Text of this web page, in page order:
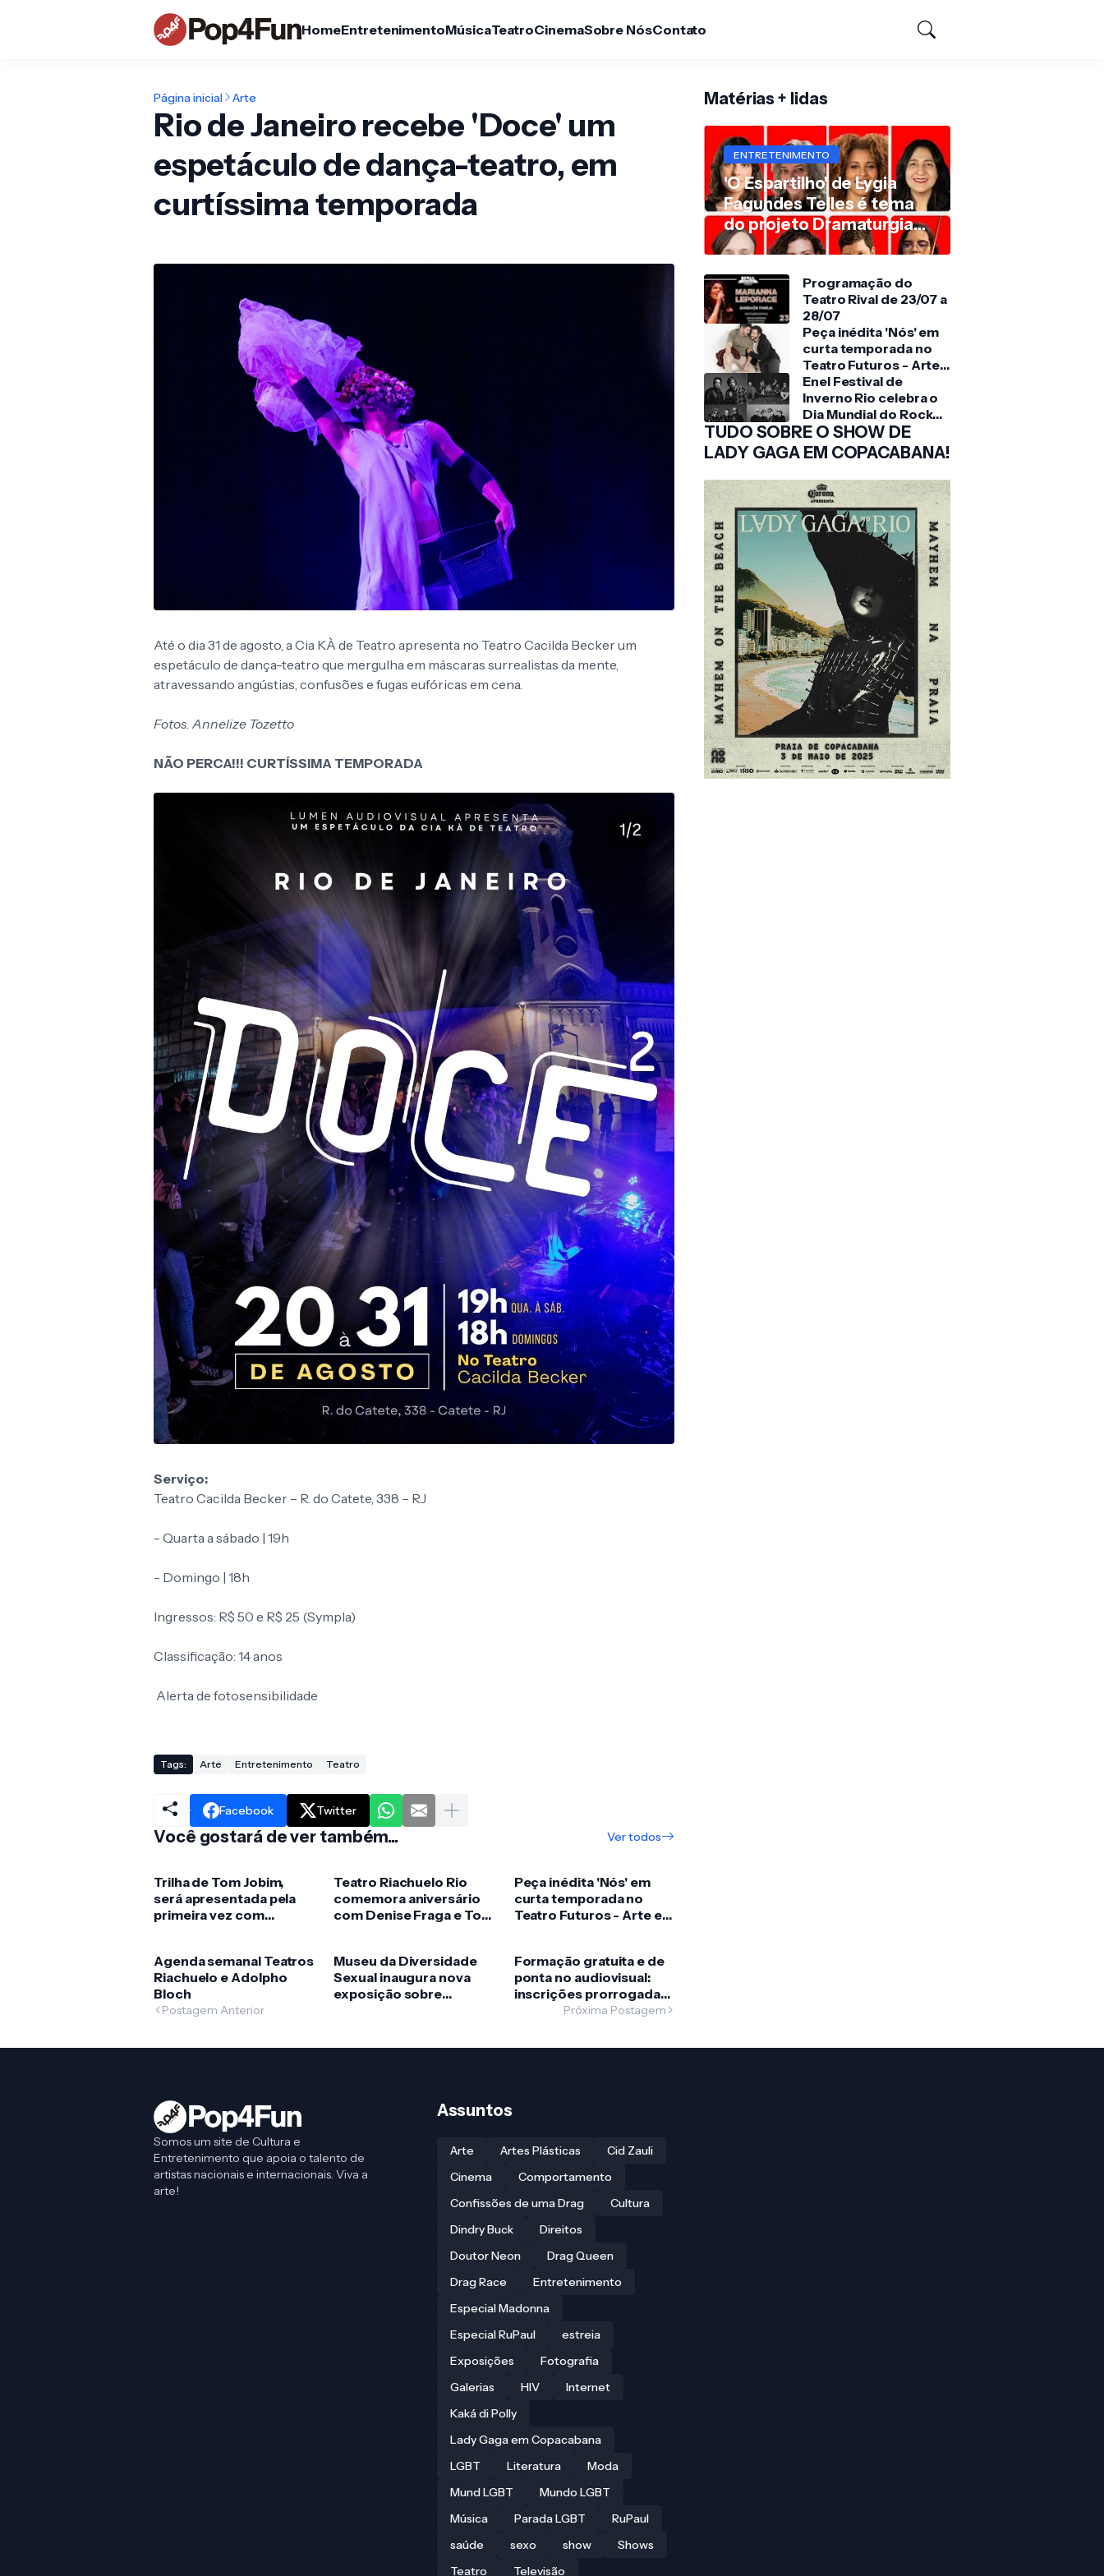
HomeEntretenimentoMúsicaTeatroCinemaSobre NósContato
Página inicial Arte
Rio de Janeiro recebe 'Doce' um
espetáculo de dança-teatro, em
curtíssima temporada
Até o dia 31 de agosto, a Cia KÀ de Teatro apresenta no Teatro Cacilda Becker um
espetáculo de dança-teatro que mergulha em máscaras surrealistas da mente,
atravessando angústias, confusões e fugas eufóricas em cena.
Fotos. Annelize Tozetto
NÃO PERCA!!! CURTÍSSIMA TEMPORADA
Serviço:
Teatro Cacilda Becker – R. do Catete, 338 – RJ
- Quarta a sábado | 19h
- Domingo | 18h
Ingressos: R$ 50 e R$ 25 (Sympla)
Classificação: 14 anos
Alerta de fotosensibilidade
Tags: Arte Entretenimento Teatro
Facebook Twitter
Você gostará de ver também... Ver todos
Trilha de Tom Jobim,
será apresentada pela
primeira vez com
Teatro Riachuelo Rio
comemora aniversário
com Denise Fraga e Toni
Peça inédita 'Nós' em
curta temporada no
Teatro Futuros - Arte e
sobre o amor nos
tempos atuais
Agenda semanal Teatros
Riachuelo e Adolpho
Bloch
Museu da Diversidade
Sexual inaugura nova
exposição sobre
Formação gratuita e de
ponta no audiovisual:
inscrições prorrogadas
para o São Paulo
Postagem Anterior Próxima Postagem
Matérias + lidas
ENTRETENIMENTO
'O Espartilho' de Lygia
Fagundes Telles é tema
do projeto Dramaturgia
em Leituras
Programação do
Teatro Rival de 23/07 a
28/07
Peça inédita 'Nós' em
curta temporada no
Teatro Futuros - Arte
e Tecnologia trazendo
uma crônica moderna
sobre o amor nos
tempos atuais
Enel Festival de
Inverno Rio celebra o
Dia Mundial do Rock
com line-up que reúne
grandes nomes do
gênero
TUDO SOBRE O SHOW DE
LADY GAGA EM COPACABANA!
Somos um site de Cultura e
Entretenimento que apoia o talento de
artistas nacionais e internacionais. Viva a
arte!
Assuntos
Arte Artes Plásticas
Cid Zauli
Cinema
Comportamento
Confissões de uma Drag
Cultura
Dindry Buck
Direitos
Doutor Neon
Drag Queen
Drag Race
Entretenimento
Especial Madonna
Especial RuPaul
estreia
Exposições
Fotografia
Galerias
HIV
Internet
Kaká di Polly
Lady Gaga em Copacabana
LGBT
Literatura
Moda
Mund LGBT
Mundo LGBT
Música
Parada LGBT
RuPaul
saúde
sexo show
Shows
Teatro
Televisão